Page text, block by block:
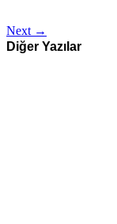
Next →
Diğer Yazılar